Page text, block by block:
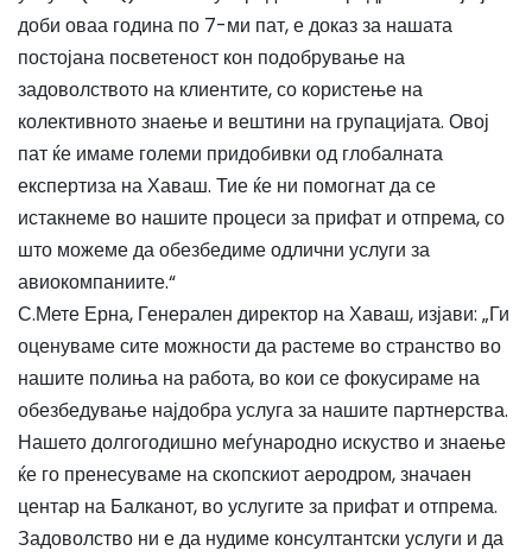
доби оваа година по 7-ми пат, е доказ за нашата
постојана посветеност кон подобрување на
задоволството на клиентите, со користење на
колективното знаење и вештини на групацијата. Овој
пат ќе имаме големи придобивки од глобалната
експертиза на Хаваш. Тие ќе ни помогнат да се
истакнеме во нашите процеси за прифат и отпрема, со
што можеме да обезбедиме одлични услуги за
авиокомпаниите.“
С.Мете Ерна, Генерален директор на Хаваш, изјави: „Ги
оценуваме сите можности да растеме во странство во
нашите полиња на работа, во кои се фокусираме на
обезбедување најдобра услуга за нашите партнерства.
Нашето долгогодишно меѓународно искуство и знаење
ќе го пренесуваме на скопскиот аеродром, значаен
центар на Балканот, во услугите за прифат и отпрема.
Задоволство ни е да нудиме консултантски услуги и да